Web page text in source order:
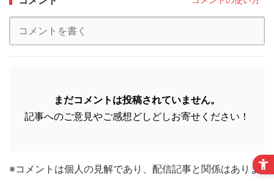
まだコメントは投稿されていません。
記事へのご意見やご感想どしどしお寄せください！
※コメントは個人の見解であり、配信記事と関係はありま